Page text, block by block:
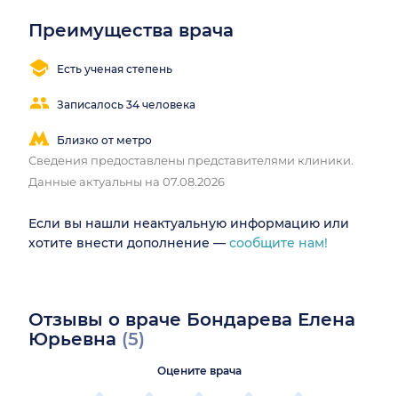
Преимущества врача
Есть ученая степень
Записалось 34 человека
Близко от метро
Сведения предоставлены представителями клиники.
Данные актуальны на 07.08.2026
Если вы нашли неактуальную информацию или
хотите внести дополнение — сообщите нам!
Отзывы о враче Бондарева Елена
Юрьевна (5)
Оцените врача